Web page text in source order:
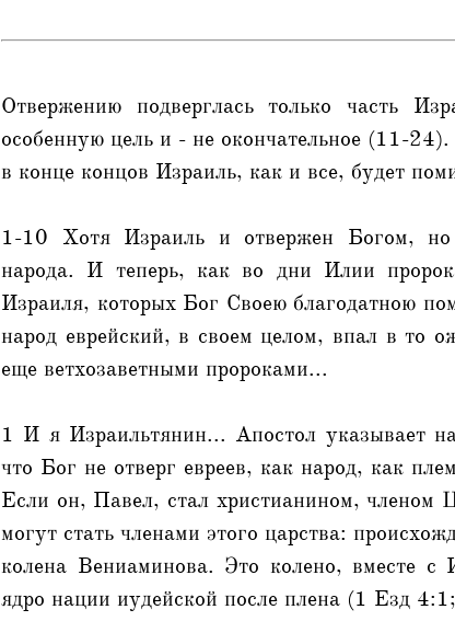
Отвержению подверглась только часть
особенную цель и - не окончательное (11-
в конце концов Израиль, как и все, будет
1-10 Хотя Израиль и отвержен Богом, но
народа. И теперь, как во дни Илии
Израиля, которых Бог Своею благодатною
народ еврейский, в своем целом, впал в то
еще ветхозаветными пророками...
1 И я Израильтянин... Апостол указывает
что Бог не отверг евреев, как народ, как
Если он, Павел, стал христианином, членом
могут стать членами этого царства:
колена Вениаминова. Это колено, вместе с
ядро нации иудейской после плена (1 Езд